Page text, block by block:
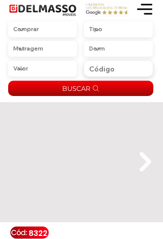
BUSCAR
8322